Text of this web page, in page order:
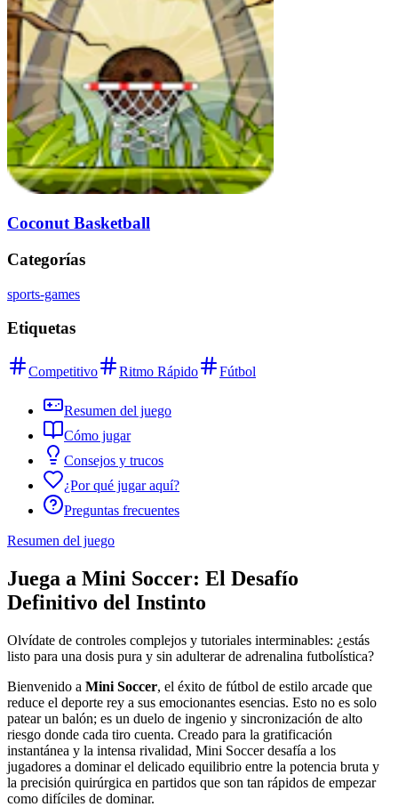
Coconut Basketball
Categorías
sports-games
Etiquetas
Competitivo Ritmo Rápido Fútbol
Resumen del juego
Cómo jugar
Consejos y trucos
¿Por qué jugar aquí?
Preguntas frecuentes
Resumen del juego
Juega a Mini Soccer: El Desafío
Definitivo del Instinto
Olvídate de controles complejos y tutoriales interminables: ¿estás
listo para una dosis pura y sin adulterar de adrenalina futbolística?
Bienvenido a Mini Soccer, el éxito de fútbol de estilo arcade que
reduce el deporte rey a sus emocionantes esencias. Esto no es solo
patear un balón; es un duelo de ingenio y sincronización de alto
riesgo donde cada tiro cuenta. Creado para la gratificación
instantánea y la intensa rivalidad, Mini Soccer desafía a los
jugadores a dominar el delicado equilibrio entre la potencia bruta y
la precisión quirúrgica en partidos que son tan rápidos de empezar
como difíciles de dominar.